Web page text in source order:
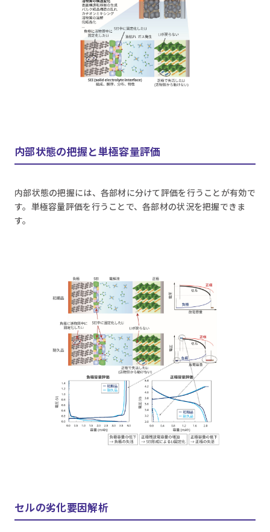
内部状態の把握と単極容量評価
内部状態の把握には、各部材に分けて評価を行うことが有効で
す。単極容量評価を行うことで、各部材の状況を把握できま
す。
セルの劣化要因解析